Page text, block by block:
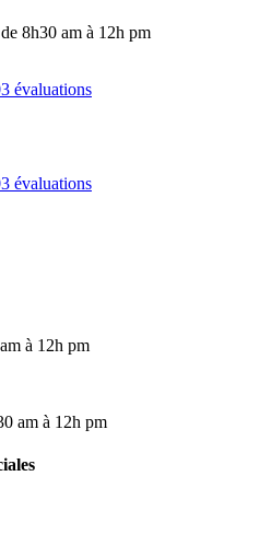
8h30 am à 12h pm
évaluations
évaluations
à 12h pm
am à 12h pm